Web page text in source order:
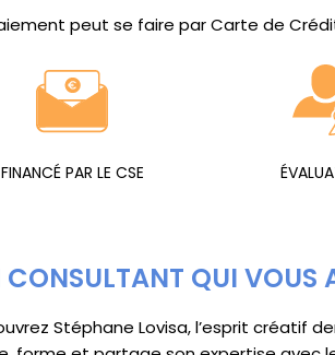
peut se faire par Carte de
FINANCÉ PAR LE CSE
CONSULTANT QUI VOUS
Stéphane Lovisa, l’esprit créatif